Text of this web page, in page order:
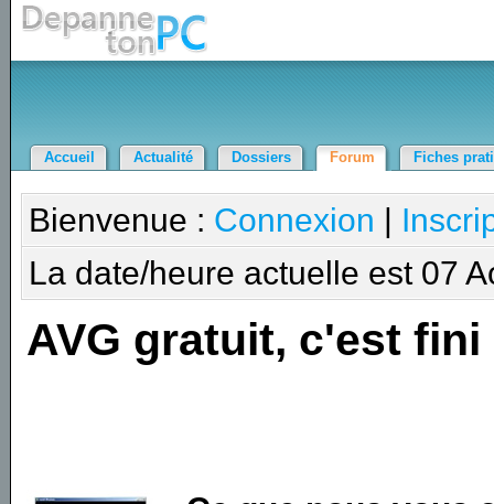
Accueil Actualité Dossiers Forum Fiches
Bienvenue : Connexion |
La date/heure actuelle est 07
AVG gratuit, c'est fini